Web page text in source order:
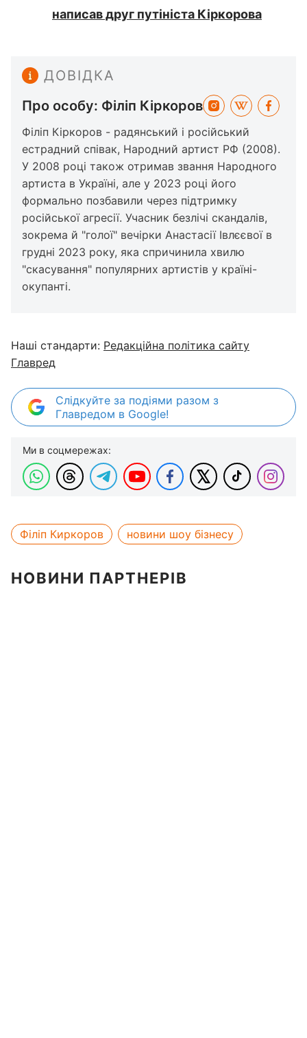
написав друг путініста Кіркорова
ДОВІДКА
Про особу: Філіп Кіркоров
Філіп Кіркоров - радянський і російський
естрадний співак, Народний артист РФ (2008).
У 2008 році також отримав звання Народного
артиста в Україні, але у 2023 році його
формально позбавили через підтримку
російської агресії. Учасник безлічі скандалів,
зокрема й "голої" вечірки Анастасії Івлєєвої в
грудні 2023 року, яка спричинила хвилю
"скасування" популярних артистів у країні-
окупанті.
Наші стандарти: Редакційна політика сайту
Главред
Слідкуйте за подіями разом з
Главредом в Google!
Ми в соцмережах:
Філіп Киркоров новини шоу бізнесу
НОВИНИ ПАРТНЕРІВ